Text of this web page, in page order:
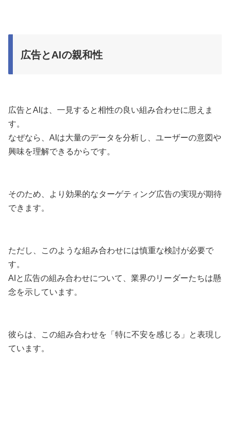
広告とAIの親和性
広告とAIは、一見すると相性の良い組み合わせに思えま
す。
なぜなら、AIは大量のデータを分析し、ユーザーの意図や
興味を理解できるからです。
そのため、より効果的なターゲティング広告の実現が期待
できます。
ただし、このような組み合わせには慎重な検討が必要で
す。
AIと広告の組み合わせについて、業界のリーダーたちは懸
念を示しています。
彼らは、この組み合わせを「特に不安を感じる」と表現し
ています。